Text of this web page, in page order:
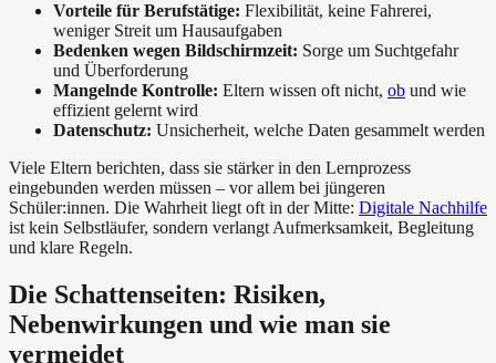
Vorteile für Berufstätige: Flexibilität, keine Fahrerei,
weniger Streit um Hausaufgaben
Bedenken wegen Bildschirmzeit: Sorge um Suchtgefahr
und Überforderung
Mangelnde Kontrolle: Eltern wissen oft nicht, ob und wie
effizient gelernt wird
Datenschutz: Unsicherheit, welche Daten gesammelt werden
Viele Eltern berichten, dass sie stärker in den Lernprozess
eingebunden werden müssen – vor allem bei jüngeren
Schüler:innen. Die Wahrheit liegt oft in der Mitte: Digitale Nachhilfe
ist kein Selbstläufer, sondern verlangt Aufmerksamkeit, Begleitung
und klare Regeln.
Die Schattenseiten: Risiken,
Nebenwirkungen und wie man sie
vermeidet